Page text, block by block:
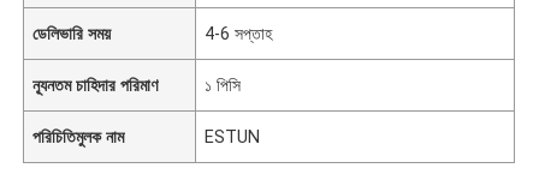
ডেলিভারি সময় 4-6 সপ্তাহ
ন্যূনতম চাহিদার পরিমাণ ১ পিসি
পরিচিতিমুলক নাম ESTUN